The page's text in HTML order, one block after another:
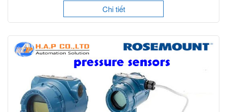
Chi tiết